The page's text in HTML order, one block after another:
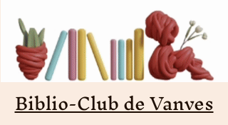
Biblio-Club de Vanves